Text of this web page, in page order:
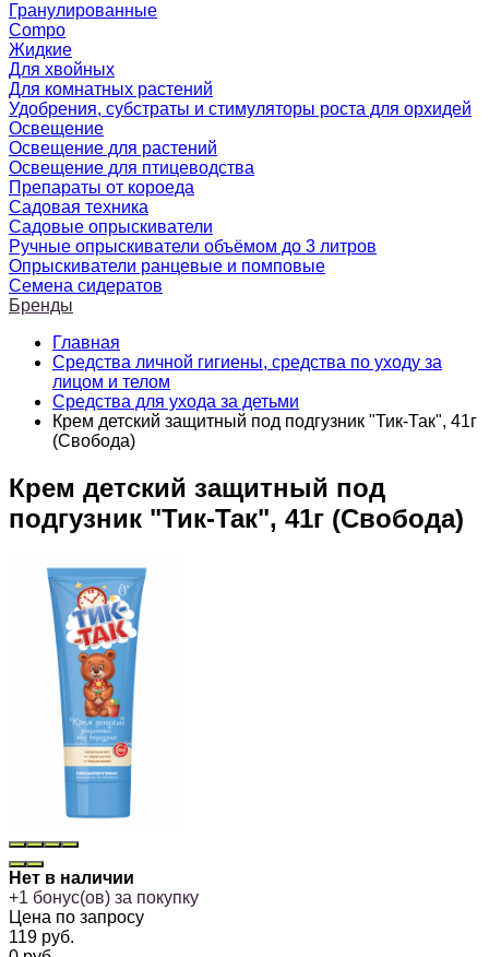
Гранулированные
Compo
Жидкие
Для хвойных
Для комнатных растений
Удобрения, субстраты и стимуляторы роста для орхидей
Освещение
Освещение для растений
Освещение для птицеводства
Препараты от короеда
Садовая техника
Садовые опрыскиватели
Ручные опрыскиватели объёмом до 3 литров
Опрыскиватели ранцевые и помповые
Семена сидератов
Бренды
Главная
Средства личной гигиены, средства по уходу за
лицом и телом
Средства для ухода за детьми
Крем детский защитный под подгузник "Тик-Так", 41г
(Свобода)
Крем детский защитный под
подгузник "Тик-Так", 41г (Свобода)
Нет в наличии
+1 бонус(ов) за покупку
Цена по запросу
119 руб.